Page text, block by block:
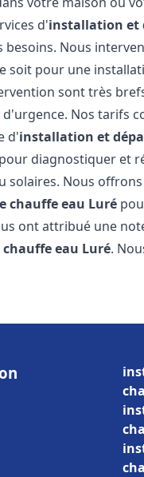
d'installation et
Nous
soit pour une
sont très
Nos tarifs
d'installation et
diagnostiquer et
solaires. Nous
chauffe eau Luré
ont attribué une
eau Luré.